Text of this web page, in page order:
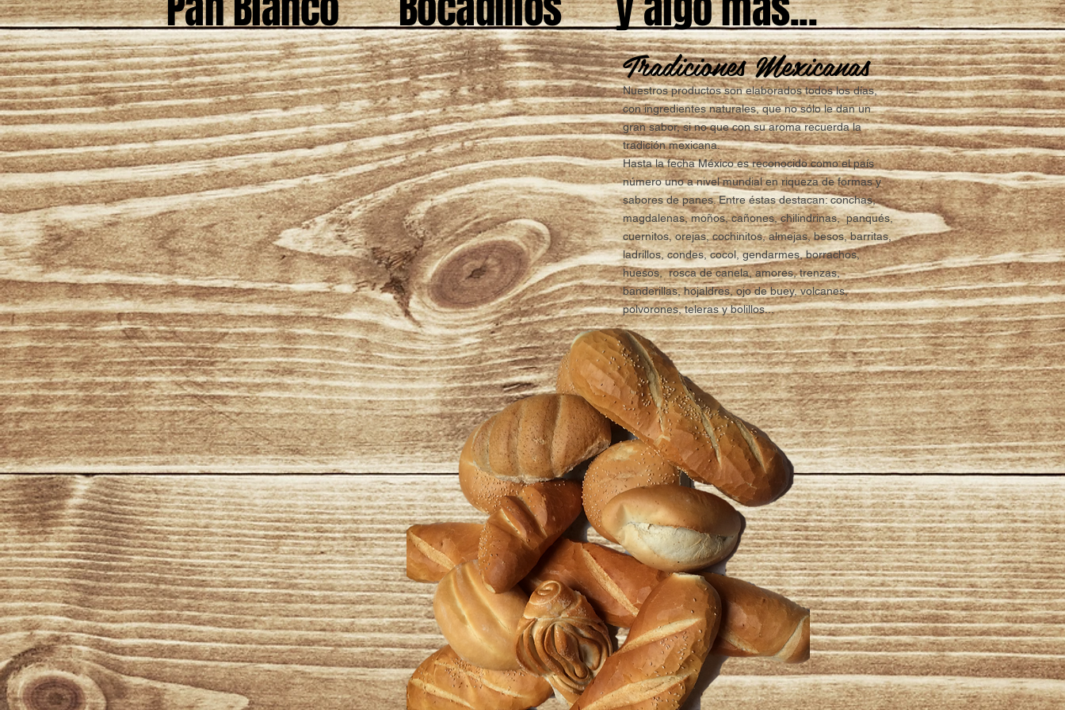
Tradiciones Mexicanas
Nuestros productos son elaborados todos los días,
con ingredientes naturales, que no sólo le dan un
gran sabor, si no que con su aroma recuerda la
tradición mexicana.
Hasta la fecha México es reconocido como el país
número uno a nivel mundial en riqueza de formas y
sabores de panes. Entre éstas destacan: conchas,
magdalenas, moños, cañones, chilindrinas, panqués,
cuernitos, orejas, cochinitos, almejas, besos, barritas,
ladrillos, condes, cocol, gendarmes, borrachos,
huesos, rosca de canela, amores, trenzas,
banderillas, hojaldres, ojo de buey, volcanes,
polvorones, teleras y bolillos...